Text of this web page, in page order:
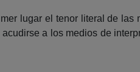
lugar el tenor literal de las
a los medios de